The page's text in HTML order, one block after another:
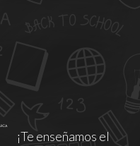
¡Te enseñamos el